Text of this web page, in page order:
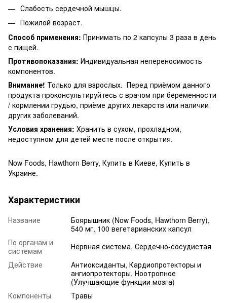
Слабость сердечной мышцы.
Пожилой возраст.
Способ применения: Принимать по 2 капсулы 3 раза в день
с пищей.
Противопоказания: Индивидуальная непереносимость
компонентов.
Внимание! Только для взрослых. Перед приёмом данного
продукта проконсультируйтесь с врачом при беременности
/ кормлении грудью, приёме других лекарств или наличии
других заболеваний.
Условия хранения: Хранить в сухом, прохладном,
недоступном для детей месте после открытия.
Now Foods, Hawthorn Berry, Купить в Киеве, Купить в
Украине.
Характеристики
Название
Боярышник (Now Foods, Hawthorn Berry),
540 мг, 100 вегетарианских капсул
По органам и
системам
Нервная система, Сердечно-сосудистая
Действие
Антиоксиданты, Кардиопротекторы и
ангиопротекторы, Ноотропное
(Улучшающие функции мозга)
Компоненты
Травы